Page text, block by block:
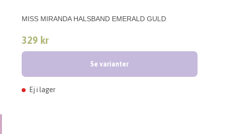
MISS MIRANDA HALSBAND EMERALD GULD
329 kr
Se varianter
Ej i lager